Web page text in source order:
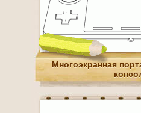
Многоэкранная